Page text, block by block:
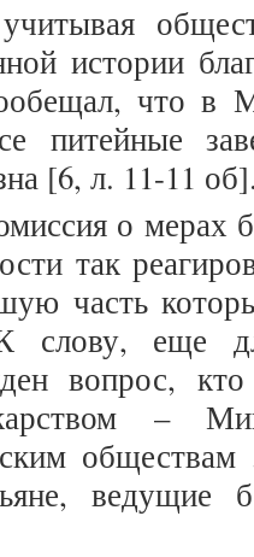
истории
что в
питейные
[6, л. 11-11
о мерах
так
часть
К слову, еще
вопрос,
–
обществам
ведущие